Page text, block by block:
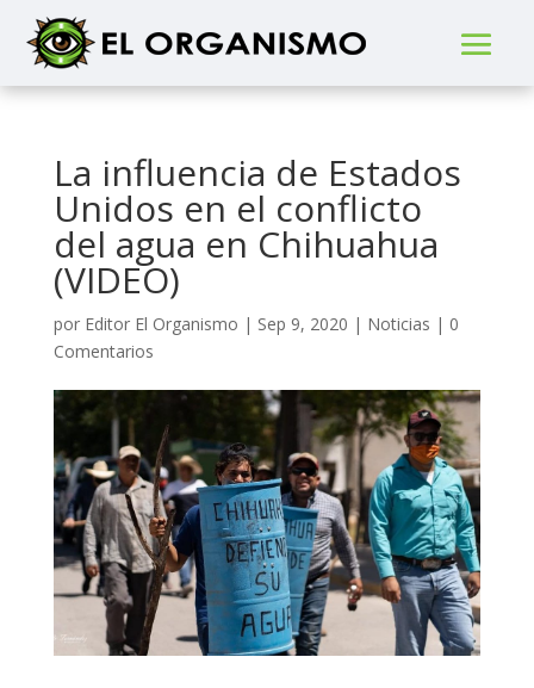
La influencia de Estados
Unidos en el conflicto
del agua en Chihuahua
(VIDEO)
por Editor El Organismo | Sep 9, 2020 | Noticias | 0
Comentarios